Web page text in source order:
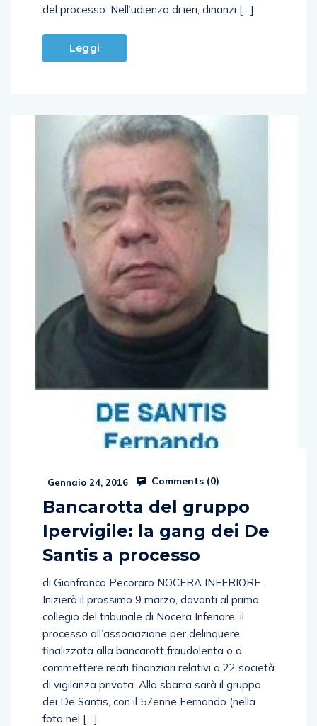
del processo. Nell’udienza di ieri, dinanzi […]
Leggi
Gennaio 24, 2016 Comments (0)
Bancarotta del gruppo
Ipervigile: la gang dei De
Santis a processo
di Gianfranco Pecoraro NOCERA INFERIORE.
Inizierà il prossimo 9 marzo, davanti al primo
collegio del tribunale di Nocera Inferiore, il
processo all’associazione per delinquere
finalizzata alla bancarott fraudolenta o a
commettere reati finanziari relativi a 22 società
di vigilanza privata. Alla sbarra sarà il gruppo
dei De Santis, con il 57enne Fernando (nella
foto nel […]